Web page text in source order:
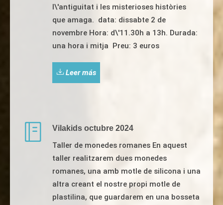
l\'antiguitat i les misterioses històries
que amaga. data: dissabte 2 de
novembre Hora: d\'11.30h a 13h. Durada:
una hora i mitja Preu: 3 euros
Leer más
Vilakids octubre 2024
Taller de monedes romanes En aquest
taller realitzarem dues monedes
romanes, una amb motle de silicona i una
altra creant el nostre propi motle de
plastilina, que guardarem en una bosseta